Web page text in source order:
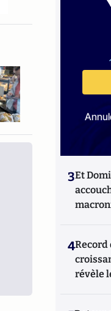
3Et
4Record
révèle